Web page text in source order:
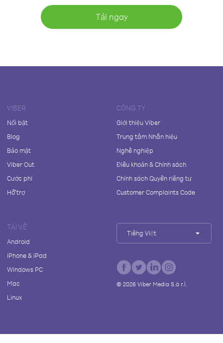
Tải ngay
VIBER
Nổi bật
Blog
Bảo mật
Viber Out
Cước phí
Hỗ trợ
CÔNG TY
Giới thiệu Viber
Trung tâm Nhãn hiệu
Nghề nghiệp
Điều khoản & Chính sách
Chính sách Quyền riêng tư
Customer Complaints Code
TẢI VỀ
Android
iPhone & iPad
Windows PC
Mac
Linux
Tiếng Việt
© 2026Viber Media S.à r.l.